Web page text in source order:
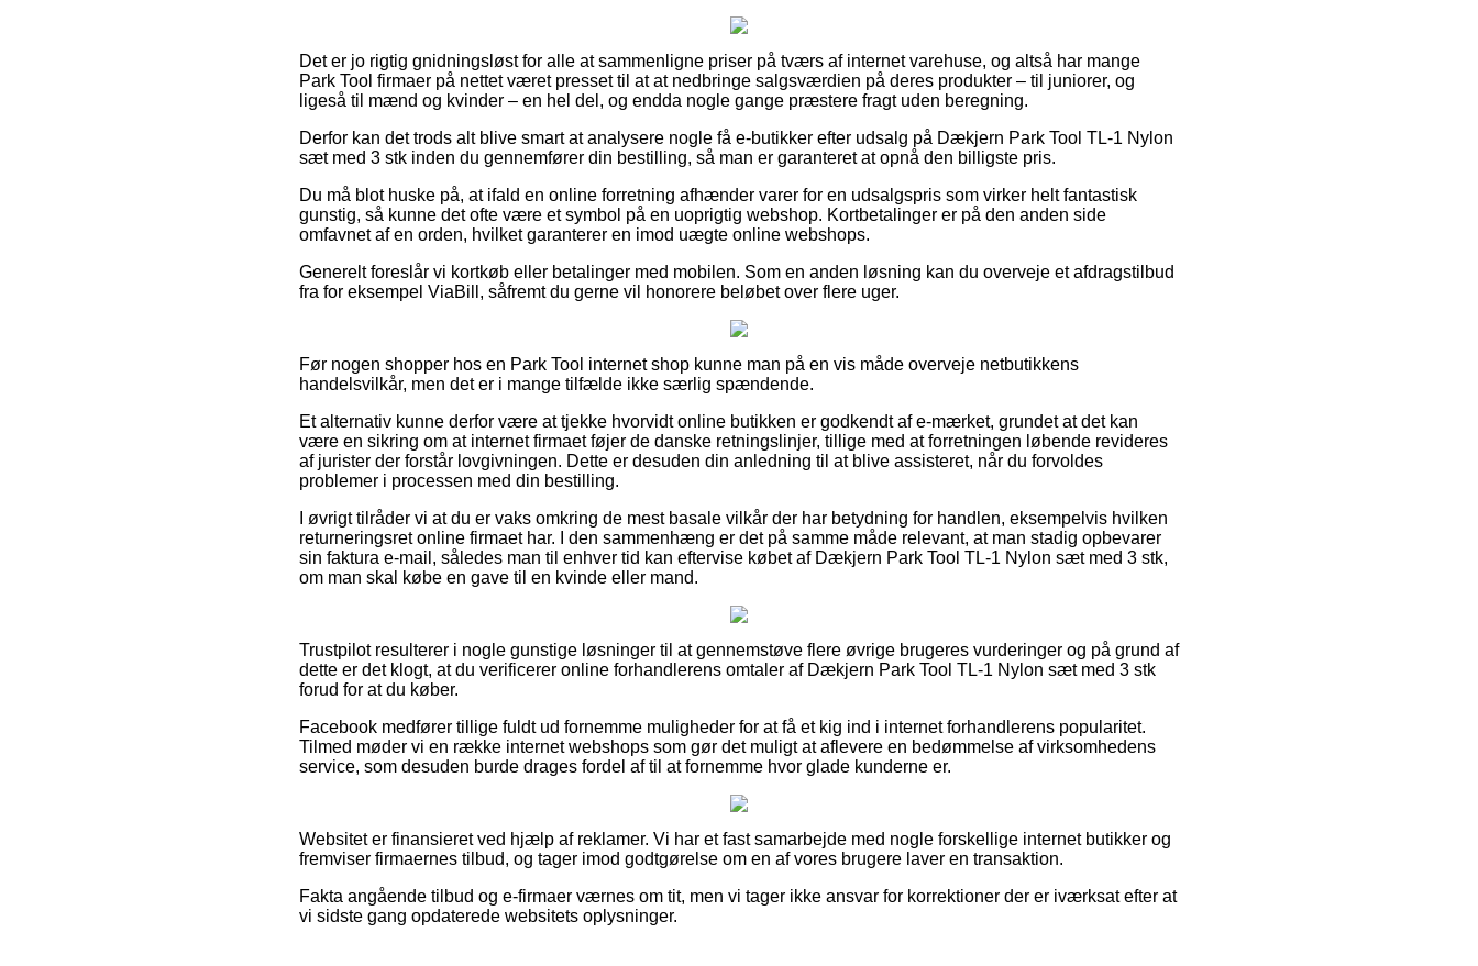
Det er jo rigtig gnidningsløst for alle at sammenligne priser på tværs af internet varehuse, og altså har mange
Park Tool firmaer på nettet været presset til at at nedbringe salgsværdien på deres produkter – til juniorer, og
ligeså til mænd og kvinder – en hel del, og endda nogle gange præstere fragt uden beregning.
Derfor kan det trods alt blive smart at analysere nogle få e-butikker efter udsalg på Dækjern Park Tool TL-1 Nylon
sæt med 3 stk inden du gennemfører din bestilling, så man er garanteret at opnå den billigste pris.
Du må blot huske på, at ifald en online forretning afhænder varer for en udsalgspris som virker helt fantastisk
gunstig, så kunne det ofte være et symbol på en uoprigtig webshop. Kortbetalinger er på den anden side
omfavnet af en orden, hvilket garanterer en imod uægte online webshops.
Generelt foreslår vi kortkøb eller betalinger med mobilen. Som en anden løsning kan du overveje et afdragstilbud
fra for eksempel ViaBill, såfremt du gerne vil honorere beløbet over flere uger.
Før nogen shopper hos en Park Tool internet shop kunne man på en vis måde overveje netbutikkens
handelsvilkår, men det er i mange tilfælde ikke særlig spændende.
Et alternativ kunne derfor være at tjekke hvorvidt online butikken er godkendt af e-mærket, grundet at det kan
være en sikring om at internet firmaet føjer de danske retningslinjer, tillige med at forretningen løbende revideres
af jurister der forstår lovgivningen. Dette er desuden din anledning til at blive assisteret, når du forvoldes
problemer i processen med din bestilling.
I øvrigt tilråder vi at du er vaks omkring de mest basale vilkår der har betydning for handlen, eksempelvis hvilken
returneringsret online firmaet har. I den sammenhæng er det på samme måde relevant, at man stadig opbevarer
sin faktura e-mail, således man til enhver tid kan eftervise købet af Dækjern Park Tool TL-1 Nylon sæt med 3 stk,
om man skal købe en gave til en kvinde eller mand.
Trustpilot resulterer i nogle gunstige løsninger til at gennemstøve flere øvrige brugeres vurderinger og på grund af
dette er det klogt, at du verificerer online forhandlerens omtaler af Dækjern Park Tool TL-1 Nylon sæt med 3 stk
forud for at du køber.
Facebook medfører tillige fuldt ud fornemme muligheder for at få et kig ind i internet forhandlerens popularitet.
Tilmed møder vi en række internet webshops som gør det muligt at aflevere en bedømmelse af virksomhedens
service, som desuden burde drages fordel af til at fornemme hvor glade kunderne er.
Websitet er finansieret ved hjælp af reklamer. Vi har et fast samarbejde med nogle forskellige internet butikker og
fremviser firmaernes tilbud, og tager imod godtgørelse om en af vores brugere laver en transaktion.
Fakta angående tilbud og e-firmaer værnes om tit, men vi tager ikke ansvar for korrektioner der er iværksat efter at
vi sidste gang opdaterede websitets oplysninger.